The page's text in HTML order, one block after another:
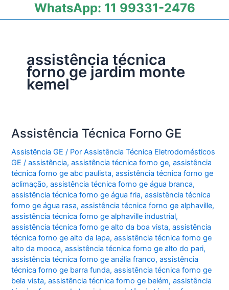
WhatsApp: 11 99331-2476
assistência técnica
forno ge jardim monte
kemel
Assistência Técnica Forno GE
Assistência GE / PorAssistência Técnica Eletrodomésticos
GE/assistência,assistência técnica forno ge,assistência
técnica forno ge abc paulista,assistência técnica forno ge
aclimação,assistência técnica forno ge água branca,
assistência técnica forno ge água fria,assistência técnica
forno ge água rasa,assistência técnica forno ge alphaville,
assistência técnica forno ge alphaville industrial,
assistência técnica forno ge alto da boa vista,assistência
técnica forno ge alto da lapa,assistência técnica forno ge
alto da mooca,assistência técnica forno ge alto do pari,
assistência técnica forno ge anália franco,assistência
técnica forno ge barra funda,assistência técnica forno ge
bela vista,assistência técnica forno ge belém,assistência